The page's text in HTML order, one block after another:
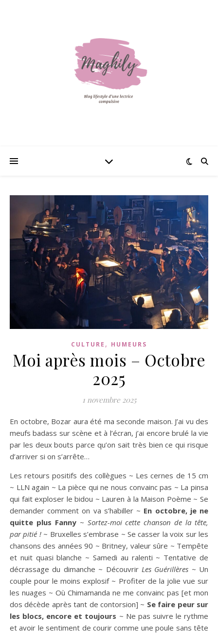
CULTURE , HUMEURS
Moi après mois – Octobre
2025
1 novembre 2025
En octobre, Bozar aura été ma seconde maison. J’ai vu des
meufs badass sur scène et à l’écran, j’ai encore brulé la vie
par les deux bouts parce qu’on sait très bien ce qui risque
d’arriver si on s’arrête…
Les retours positifs des collègues ~ Les cernes de 15 cm
~ LLN again ~ La pièce qui ne nous convainc pas ~ La pinsa
qui fait exploser le bidou ~ Lauren à la Maison Poème ~ Se
demander comment on va s’habiller ~ En octobre, je ne
quitte plus Fanny~ Sortez-moi cette chanson de la tête,
par pitié !~ Bruxelles s’embrase ~ Se casser la voix sur les
chansons des années 90 ~ Britney, valeur sûre ~ Tempête
et nuit quasi blanche ~ Samedi au ralenti ~ Tentative de
décrassage du dimanche ~ Découvrir Les Guérillères ~ Un
couple pour le moins explosif ~ Profiter de la jolie vue sur
les nuages ~ Où Chimamanda ne me convainc pas [et mon
dos décède après tant de contorsion] ~ Se faire peur sur
les blocs, encore et toujours ~ Ne pas suivre le rythme
et avoir le sentiment de courir comme une poule sans tête